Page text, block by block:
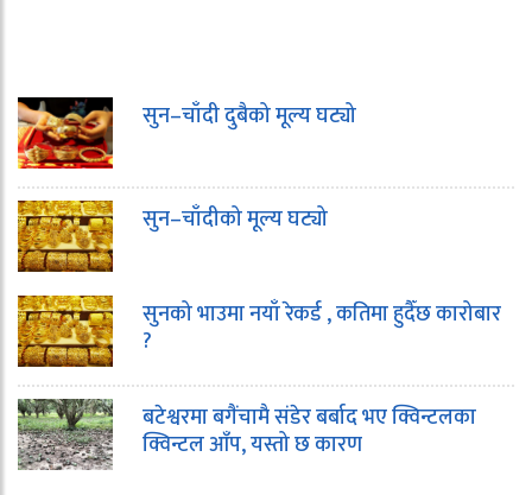
सुन–चाँदी दुबैको मूल्य घट्यो
सुन–चाँदीको मूल्य घट्यो
सुनको भाउमा नयाँ रेकर्ड , कतिमा हुदैँछ कारोबार
?
बटेश्वरमा बगैंचामै संडेर बर्बाद भए क्विन्टलका
क्विन्टल आँप, यस्तो छ कारण